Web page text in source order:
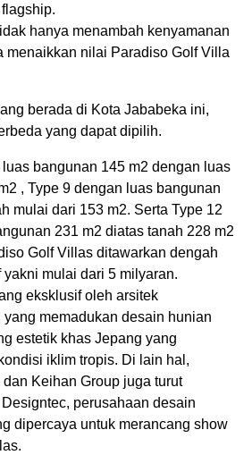
hanya menambah kenyamanan
menaikkan nilai Paradiso Golf Villa
berada di Kota Jababeka ini,
yang dapat dipilih.
bangunan 145 m2 dengan luas
, Type 9 dengan luas bangunan
mulai dari 153 m2. Serta Type 12
231 m2 diatas tanah 228 m2
Golf Villas ditawarkan dengah
yakni mulai dari 5 milyaran.
eksklusif oleh arsitek
memadukan desain hunian
estetik khas Jepang yang
iklim tropis. Di lain hal,
Keihan Group juga turut
perusahaan desain
dipercaya untuk merancang show